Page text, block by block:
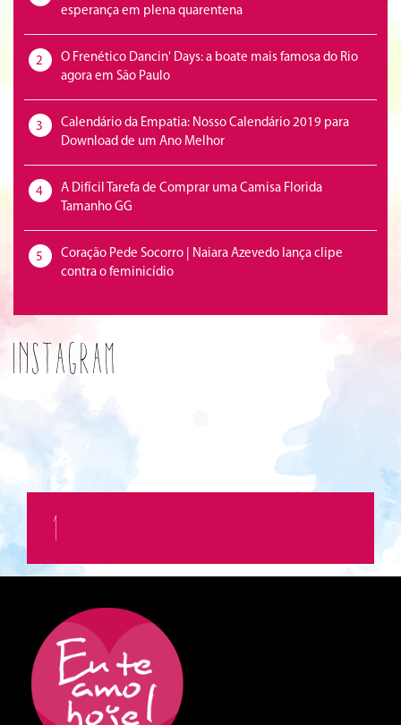
esperança em plena quarentena
2
O Frenético Dancin' Days: a boate mais famosa do Rio
agora em São Paulo
3
Calendário da Empatia: Nosso Calendário 2019 para
Download de um Ano Melhor
4
A Difícil Tarefa de Comprar uma Camisa Florida
Tamanho GG
5
Coração Pede Socorro | Naiara Azevedo lança clipe
contra o feminicídio
Instagram
1